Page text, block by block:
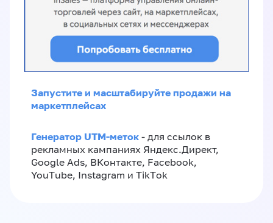
Запустите и масштабируйте продажи на
маркетплейсах
Генератор UTM-меток - для ссылок в
рекламных кампаниях Яндекс.Директ,
Google Ads, ВКонтакте, Facebook,
YouTube, Instagram и TikTok